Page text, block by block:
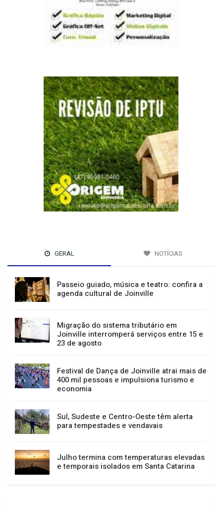
GERAL NOTÍCIAS
Passeio guiado, música e teatro: confira a
agenda cultural de Joinville
Migração do sistema tributário em
Joinville interromperá serviços entre 15 e
23 de agosto
Festival de Dança de Joinville atrai mais de
400 mil pessoas e impulsiona turismo e
economia
Sul, Sudeste e Centro-Oeste têm alerta
para tempestades e vendavais
Julho termina com temperaturas elevadas
e temporais isolados em Santa Catarina